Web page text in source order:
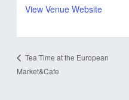
View Venue Website
Tea Time at the European
Market&Cafe